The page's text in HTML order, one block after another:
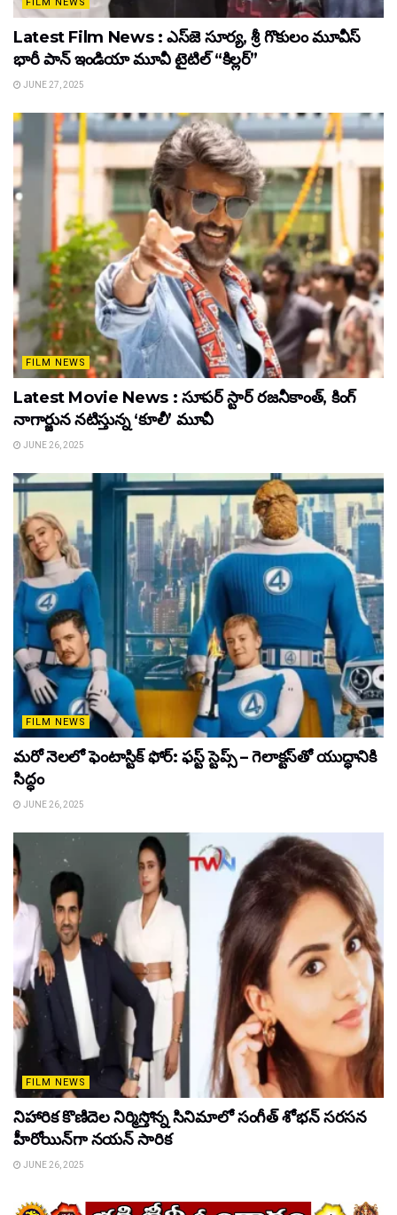
Latest Film News : ఎస్‌జె సూర్య, శ్రీ గొకులం మూవీస్‌
భారీ పాన్‌ ఇండియా మూవీ టైటిల్ “కిల్లర్”
JUNE 27, 2025
FILM NEWS
Latest Movie News : సూపర్ స్టార్ రజనీకాంత్, కింగ్
నాగార్జున నటిస్తున్న ‘కూలీ’ మూవీ
JUNE 26, 2025
FILM NEWS
మరో నెలలో ఫెంటాస్టిక్ ఫోర్: ఫస్ట్ స్టెప్స్ – గెలాక్టస్‌తో యుద్ధానికి
సిద్ధం
JUNE 26, 2025
FILM NEWS
నిహారిక కొణిదెల నిర్మిస్తోన్న సినిమాలో సంగీత్ శోభన్ సరసన
హీరోయిన్‌గా నయన్ సారిక
JUNE 26, 2025